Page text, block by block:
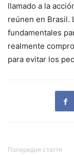
llamado a la
reúnen en Brasil.
fundamentales
realmente
para evitar los
Попередня стаття